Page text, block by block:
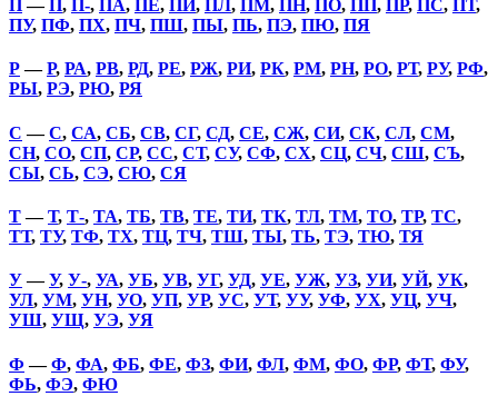
П—П, П-, ПА, ПЕ, ПИ, ПЛ, ПМ, ПН, ПО, ПП, ПР, ПС, ПТ,
ПУ, ПФ, ПХ, ПЧ, ПШ, ПЫ, ПЬ, ПЭ, ПЮ, ПЯ
Р—Р, РА, РВ, РД, РЕ, РЖ, РИ, РК, РМ, РН, РО, РТ, РУ, РФ,
РЫ, РЭ, РЮ, РЯ
С —С, СА, СБ, СВ, СГ, СД, СЕ, СЖ, СИ, СК, СЛ, СМ,
СН, СО, СП, СР, СС, СТ, СУ, СФ, СХ, СЦ, СЧ, СШ, СЪ,
СЫ, СЬ, СЭ, СЮ, СЯ
Т—Т, Т-, ТА, ТБ, ТВ, ТЕ, ТИ, ТК, ТЛ, ТМ, ТО, ТР, ТС,
ТТ, ТУ, ТФ, ТХ, ТЦ, ТЧ, ТШ, ТЫ, ТЬ, ТЭ, ТЮ, ТЯ
У—У, У-, УА, УБ, УВ, УГ, УД, УЕ, УЖ, УЗ, УИ, УЙ, УК,
УЛ, УМ, УН, УО, УП, УР, УС, УТ, УУ, УФ, УХ, УЦ, УЧ,
УШ, УЩ, УЭ, УЯ
Ф —Ф, ФА, ФБ, ФЕ, ФЗ, ФИ, ФЛ, ФМ, ФО, ФР, ФТ, ФУ,
ФЬ, ФЭ, ФЮ